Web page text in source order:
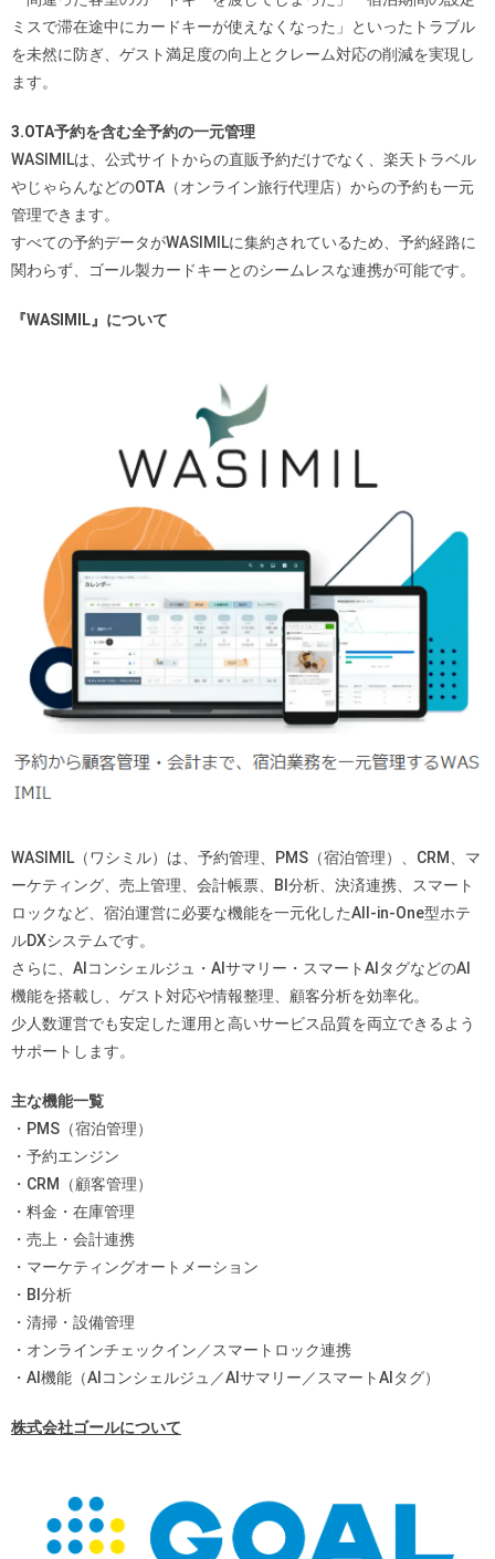
ミスで滞在途中にカードキーが使えなくなった」といったトラブル
を未然に防ぎ、ゲスト満足度の向上とクレーム対応の削減を実現し
ます。
3.OTA予約を含む全予約の一元管理
WASIMILは、公式サイトからの直販予約だけでなく、楽天トラベル
やじゃらんなどのOTA（オンライン旅行代理店）からの予約も一元
管理できます。
すべての予約データがWASIMILに集約されているため、予約経路に
関わらず、ゴール製カードキーとのシームレスな連携が可能です。
『WASIMIL』について
WASIMIL（ワシミル）は、予約管理、PMS（宿泊管理）、CRM、マ
ーケティング、売上管理、会計帳票、BI分析、決済連携、スマート
ロックなど、宿泊運営に必要な機能を一元化したAll-in-One型ホテ
ルDXシステムです。
さらに、AIコンシェルジュ・AIサマリー・スマートAIタグなどのAI
機能を搭載し、ゲスト対応や情報整理、顧客分析を効率化。
少人数運営でも安定した運用と高いサービス品質を両立できるよう
サポートします。
主な機能一覧
・PMS（宿泊管理）
・予約エンジン
・CRM（顧客管理）
・料金・在庫管理
・売上・会計連携
・マーケティングオートメーション
・BI分析
・清掃・設備管理
・オンラインチェックイン／スマートロック連携
・AI機能（AIコンシェルジュ／AIサマリー／スマートAIタグ）
株式会社ゴールについて